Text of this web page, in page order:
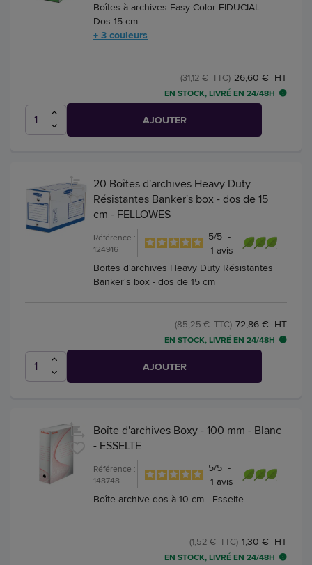
Boîtes à archives Easy Color FIDUCIAL -
Dos 15 cm
+ 3 couleurs
26,60 € HT
(31,12 € TTC)
EN STOCK, LIVRÉ EN 24/48H
AJOUTER
20 Boîtes d'archives Heavy Duty
Résistantes Banker's box - dos de 15
cm - FELLOWES
Référence :
124916
5/5 -
1 avis
Boites d'archives Heavy Duty Résistantes
Banker's box - dos de 15 cm
72,86 € HT
(85,25 € TTC)
EN STOCK, LIVRÉ EN 24/48H
AJOUTER
Boîte d'archives Boxy - 100 mm - Blanc
- ESSELTE
Référence :
148748
5/5 -
1 avis
Boîte archive dos à 10 cm - Esselte
1,30 € HT
(1,52 € TTC)
EN STOCK, LIVRÉ EN 24/48H